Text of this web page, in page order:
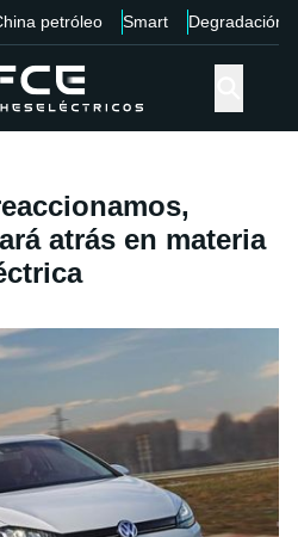
petróleo Smart Degradación
atrás en materia